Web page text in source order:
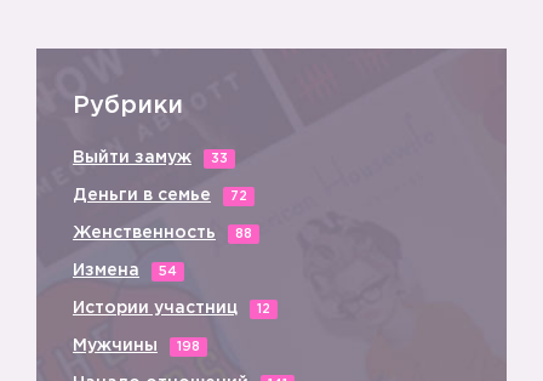
Рубрики
Выйти замуж 33
Деньги в семье 72
Женственность 88
Измена 54
Истории участниц 12
Мужчины 198